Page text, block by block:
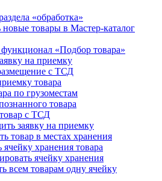
«обработка»
новые товары в Мастер-каталог
функционал «Подбор товара»
на приемку
с ТСД
товара
по грузоместам
товара
с ТСД
заявку на приемку
товар в местах хранения
хранения товара
ячейку хранения
всем товарам одну ячейку